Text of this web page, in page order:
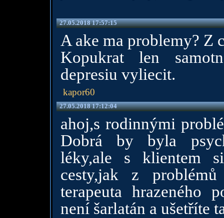
27.05.2018 17:57:15
A ake ma problemy? Z
Kopukrat len
depresiu vyliecit.
kapor60
27.05.2018 17:12:04
ahoj,s rodinnými
Dobrá by byla
léky,ale s klientem
cesty,jak z
terapeuta hrazeného
není šarlatán a ušetříte